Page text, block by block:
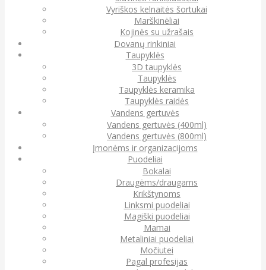
Vyriškos kelnaitės šortukai
Marškinėliai
Kojinės su užrašais
Dovanų rinkiniai
Taupyklės
3D taupyklės
Taupyklės
Taupyklės keramika
Taupyklės raidės
Vandens gertuvės
Vandens gertuvės (400ml)
Vandens gertuvės (800ml)
Įmonėms ir organizacijoms
Puodeliai
Bokalai
Draugėms/draugams
Krikštynoms
Linksmi puodeliai
Magiški puodeliai
Mamai
Metaliniai puodeliai
Močiutei
Pagal profesijas